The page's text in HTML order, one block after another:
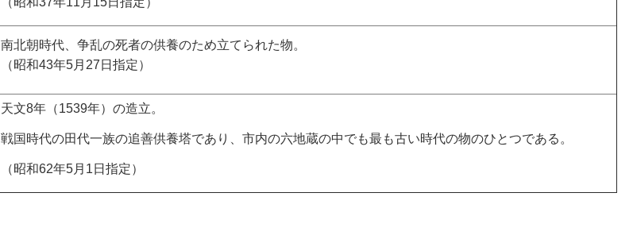
南北朝時代、争乱の死者の供養のため立てられた物。
（昭和43年5月27日指定）
天文8年（1539年）の造立。
戦国時代の田代一族の追善供養塔であり、市内の六地蔵の中でも最も古い時代の物のひとつである。
（昭和62年5月1日指定）